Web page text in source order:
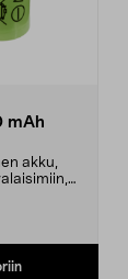
mAh
akku,